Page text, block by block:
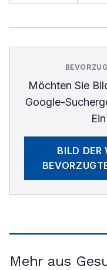
Möchten Sie
Google-
BILD DER
Mehr aus